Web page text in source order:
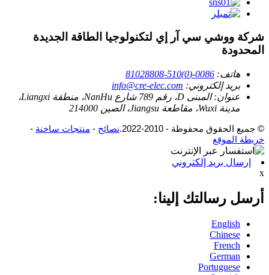
شركة ووشي سي آر إي لتكنولوجيا الطاقة الجديدة
المحدودة
هاتف: 0086-(0)510-81028808
بريد إلكتروني: info@cre-elec.com
عنوان:
المبنى D، رقم 789 شارع NanHu، منطقة Liangxi،
مدينة Wuxi، مقاطعة Jiangsu، الصين 214000
© جميع الحقوق محفوظة - 2010-2022.
نصائح - منتجات ساخنة -
خريطة الموقع
إرسال بريد إلكتروني
x
أرسل رسالتك إلينا:
English
Chinese
French
German
Portuguese